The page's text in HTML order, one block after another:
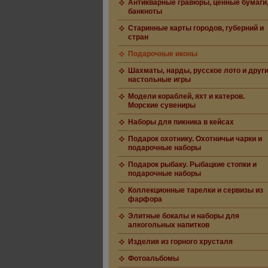
Антикварные гравюры, ценные бумаги,
банкноты
Старинные карты городов, губерний и
стран
Подарочные иконы
Шахматы, нарды, русское лото и
настольные игры
Модели кораблей, яхт и катеров.
Морские сувениры
Наборы для пикника в кейсах
Подарок охотнику. Охотничьи чарки и
подарочные наборы
Подарок рыбаку. Рыбацкие стопки и
подарочные наборы
Коллекционные тарелки и сервизы из
фарфора
Элитные бокалы и наборы для
алкогольных напитков
Изделия из горного хрусталя
Фотоальбомы